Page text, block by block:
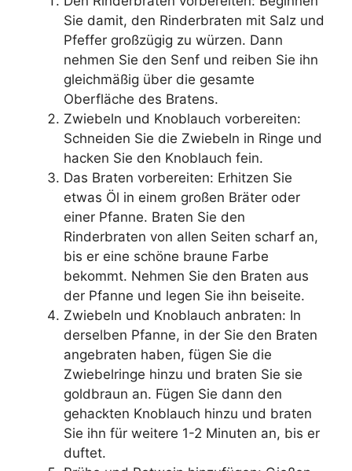
Sie damit, den Rinderbraten mit Salz und
Pfeffer großzügig zu würzen. Dann
nehmen Sie den Senf und reiben Sie ihn
gleichmäßig über die gesamte
Oberfläche des Bratens.
Zwiebeln und Knoblauch vorbereiten:
Schneiden Sie die Zwiebeln in Ringe und
hacken Sie den Knoblauch fein.
Das Braten vorbereiten: Erhitzen Sie
etwas Öl in einem großen Bräter oder
einer Pfanne. Braten Sie den
Rinderbraten von allen Seiten scharf an,
bis er eine schöne braune Farbe
bekommt. Nehmen Sie den Braten aus
der Pfanne und legen Sie ihn beiseite.
Zwiebeln und Knoblauch anbraten: In
derselben Pfanne, in der Sie den Braten
angebraten haben, fügen Sie die
Zwiebelringe hinzu und braten Sie sie
goldbraun an. Fügen Sie dann den
gehackten Knoblauch hinzu und braten
Sie ihn für weitere 1-2 Minuten an, bis er
duftet.